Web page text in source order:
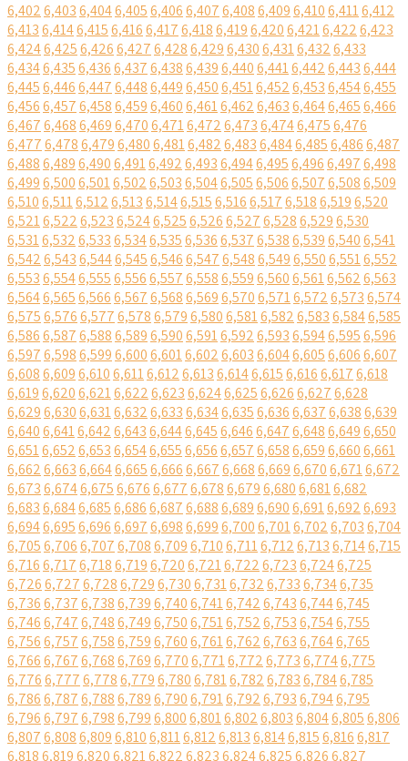
6,4026,4036,4046,4056,4066,4076,4086,4096,4106,4116,412
6,4136,4146,4156,4166,4176,4186,4196,4206,4216,4226,423
6,4246,4256,4266,4276,4286,4296,4306,4316,4326,433
6,4346,4356,4366,4376,4386,4396,4406,4416,4426,4436,444
6,4456,4466,4476,4486,4496,4506,4516,4526,4536,4546,455
6,4566,4576,4586,4596,4606,4616,4626,4636,4646,4656,466
6,4676,4686,4696,4706,4716,4726,4736,4746,4756,476
6,4776,4786,4796,4806,4816,4826,4836,4846,4856,4866,487
6,4886,4896,4906,4916,4926,4936,4946,4956,4966,4976,498
6,4996,5006,5016,5026,5036,5046,5056,5066,5076,5086,509
6,5106,5116,5126,5136,5146,5156,5166,5176,5186,5196,520
6,5216,5226,5236,5246,5256,5266,5276,5286,5296,530
6,5316,5326,5336,5346,5356,5366,5376,5386,5396,5406,541
6,5426,5436,5446,5456,5466,5476,5486,5496,5506,5516,552
6,5536,5546,5556,5566,5576,5586,5596,5606,5616,5626,563
6,5646,5656,5666,5676,5686,5696,5706,5716,5726,5736,574
6,5756,5766,5776,5786,5796,5806,5816,5826,5836,5846,585
6,5866,5876,5886,5896,5906,5916,5926,5936,5946,5956,596
6,5976,5986,5996,6006,6016,6026,6036,6046,6056,6066,607
6,6086,6096,6106,6116,6126,6136,6146,6156,6166,6176,618
6,6196,6206,6216,6226,6236,6246,6256,6266,6276,628
6,6296,6306,6316,6326,6336,6346,6356,6366,6376,6386,639
6,6406,6416,6426,6436,6446,6456,6466,6476,6486,6496,650
6,6516,6526,6536,6546,6556,6566,6576,6586,6596,6606,661
6,6626,6636,6646,6656,6666,6676,6686,6696,6706,6716,672
6,6736,6746,6756,6766,6776,6786,6796,6806,6816,682
6,6836,6846,6856,6866,6876,6886,6896,6906,6916,6926,693
6,6946,6956,6966,6976,6986,6996,7006,7016,7026,7036,704
6,7056,7066,7076,7086,7096,7106,7116,7126,7136,7146,715
6,7166,7176,7186,7196,7206,7216,7226,7236,7246,725
6,7266,7276,7286,7296,7306,7316,7326,7336,7346,735
6,7366,7376,7386,7396,7406,7416,7426,7436,7446,745
6,7466,7476,7486,7496,7506,7516,7526,7536,7546,755
6,7566,7576,7586,7596,7606,7616,7626,7636,7646,765
6,7666,7676,7686,7696,7706,7716,7726,7736,7746,775
6,7766,7776,7786,7796,7806,7816,7826,7836,7846,785
6,7866,7876,7886,7896,7906,7916,7926,7936,7946,795
6,7966,7976,7986,7996,8006,8016,8026,8036,8046,8056,806
6,8076,8086,8096,8106,8116,8126,8136,8146,8156,8166,817
6,8186,8196,8206,8216,8226,8236,8246,8256,8266,827